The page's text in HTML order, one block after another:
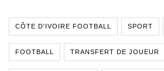
CÔTE D'IVOIRE FOOTBALL SPORT
FOOTBALL TRANSFERT DE JOUEUR